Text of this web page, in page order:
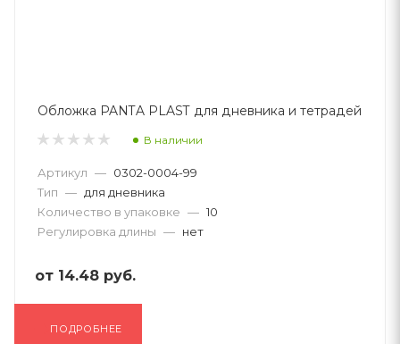
Обложка PANTA PLAST для дневника и тетрадей
В наличии
Артикул — 0302-0004-99
Тип — для дневника
Количество в упаковке — 10
Регулировка длины — нет
от 14.48 руб.
ПОДРОБНЕЕ